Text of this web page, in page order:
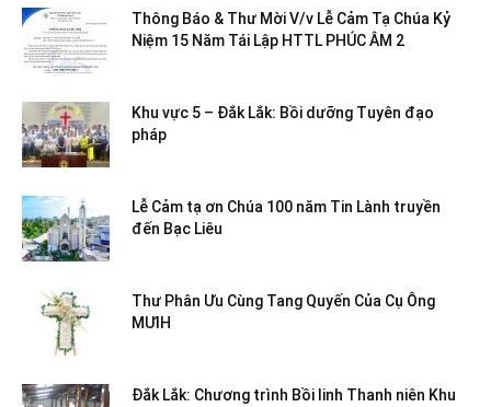
Thông Báo & Thư Mời V/v Lễ Cảm Tạ Chúa Kỷ
Niệm 15 Năm Tái Lập HTTL PHÚC ÂM 2
Khu vực 5 – Đắk Lắk: Bồi dưỡng Tuyên đạo
pháp
Lễ Cảm tạ ơn Chúa 100 năm Tin Lành truyền
đến Bạc Liêu
Thư Phân Ưu Cùng Tang Quyến Của Cụ Ông
MƯIH
Đắk Lắk: Chương trình Bồi linh Thanh niên Khu